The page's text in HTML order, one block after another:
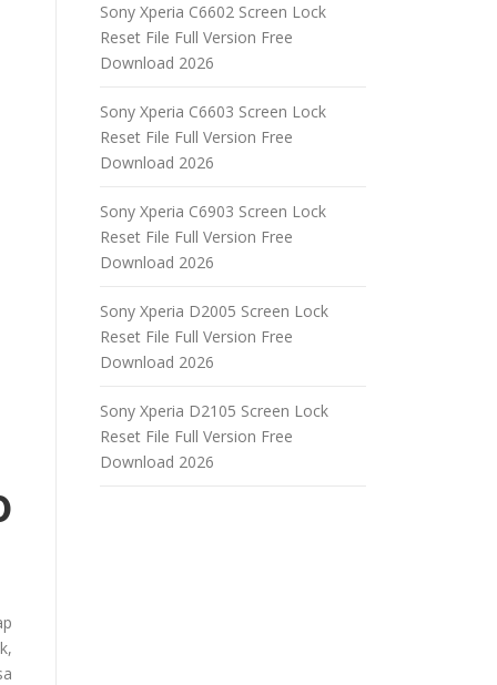
Sony Xperia C6602 Screen Lock
Reset File Full Version Free
Download 2026
Sony Xperia C6603 Screen Lock
Reset File Full Version Free
Download 2026
Sony Xperia C6903 Screen Lock
Reset File Full Version Free
Download 2026
Sony Xperia D2005 Screen Lock
Reset File Full Version Free
Download 2026
Sony Xperia D2105 Screen Lock
Reset File Full Version Free
Download 2026